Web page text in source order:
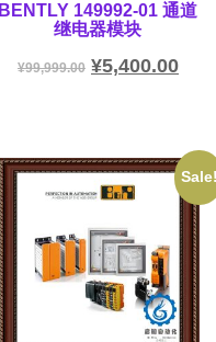
BENTLY 149992-01 通道
继电器模块
¥99,999.00 ¥5,400.00